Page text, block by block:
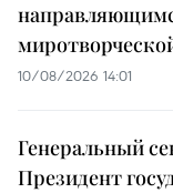
10/08/2026 14:01
Генеральный
Президент